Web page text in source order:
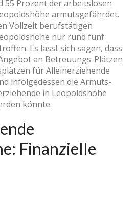
55 Prozent der arbeitslosen
armutsgefährdet.
Vollzeit berufstätigen
nur rund fünf
Es lässt sich sagen, dass
an Betreuungs-Plätzen
für Alleinerziehende
infolgedessen die Armuts-
in Leopoldshöhe
könnte.
Finanzielle